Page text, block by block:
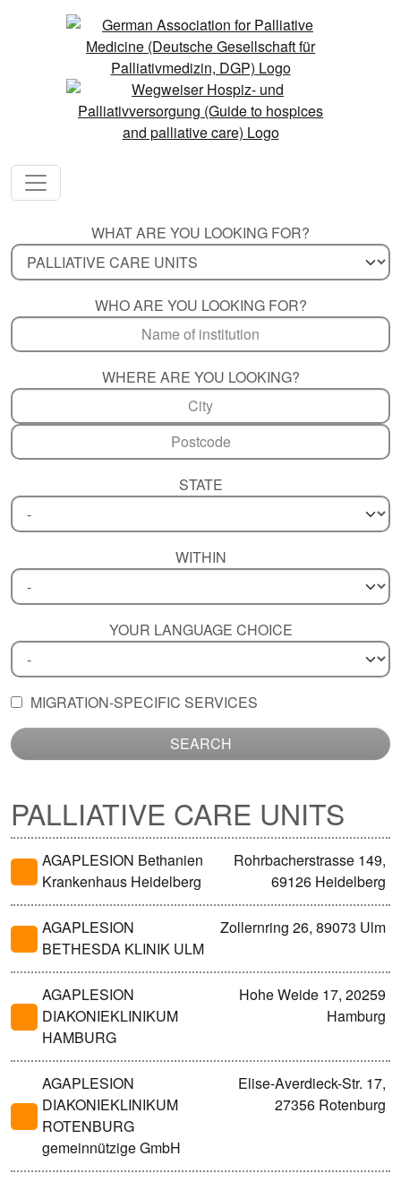
WHAT ARE YOU LOOKING FOR?
WHO ARE YOU LOOKING FOR?
WHERE ARE YOU LOOKING?
STATE
WITHIN
YOUR LANGUAGE CHOICE
MIGRATION-SPECIFIC SERVICES
SEARCH
PALLIATIVE CARE UNITS
AGAPLESION Bethanien
Krankenhaus Heidelberg
Rohrbacherstrasse 149,
69126 Heidelberg
AGAPLESION
BETHESDA KLINIK ULM
Zollernring 26, 89073 Ulm
AGAPLESION
DIAKONIEKLINIKUM
HAMBURG
Hohe Weide 17, 20259
Hamburg
AGAPLESION
DIAKONIEKLINIKUM
ROTENBURG
gemeinnützige GmbH
Elise-Averdieck-Str. 17,
27356 Rotenburg